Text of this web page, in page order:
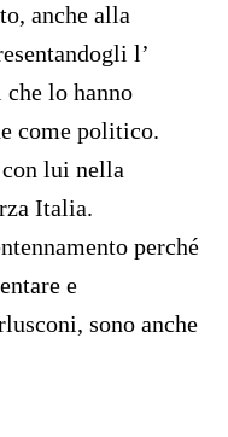
anche alla
l’
lo hanno
come politico.
lui nella
Italia.
perché
e
sono anche